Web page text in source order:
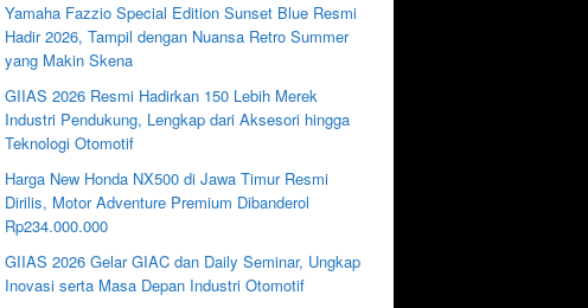
Yamaha Fazzio Special Edition Sunset Blue Resmi
Hadir 2026, Tampil dengan Nuansa Retro Summer
yang Makin Skena
GIIAS 2026 Resmi Hadirkan 150 Lebih Merek
Industri Pendukung, Lengkap dari Aksesori hingga
Teknologi Otomotif
Harga New Honda NX500 di Jawa Timur Resmi
Dirilis, Motor Adventure Premium Dibanderol
Rp234.000.000
GIIAS 2026 Gelar GIAC dan Daily Seminar, Ungkap
Inovasi serta Masa Depan Industri Otomotif